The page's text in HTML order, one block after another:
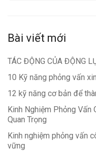
Bài viết mới
TÁC ĐỘNG CỦA ĐỘNG
10 Kỹ năng phỏng vấn
12 kỹ năng cơ bản để
Kinh Nghiệm Phỏng Vấn
Quan Trọng
Kinh nghiệm phỏng vấn
vững